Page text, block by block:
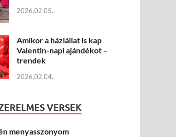
2026.02.05.
Amikor a háziállat is kap
Valentin-napi ajándékot –
trendek
2026.02.04.
VERSEK
menyasszonyom